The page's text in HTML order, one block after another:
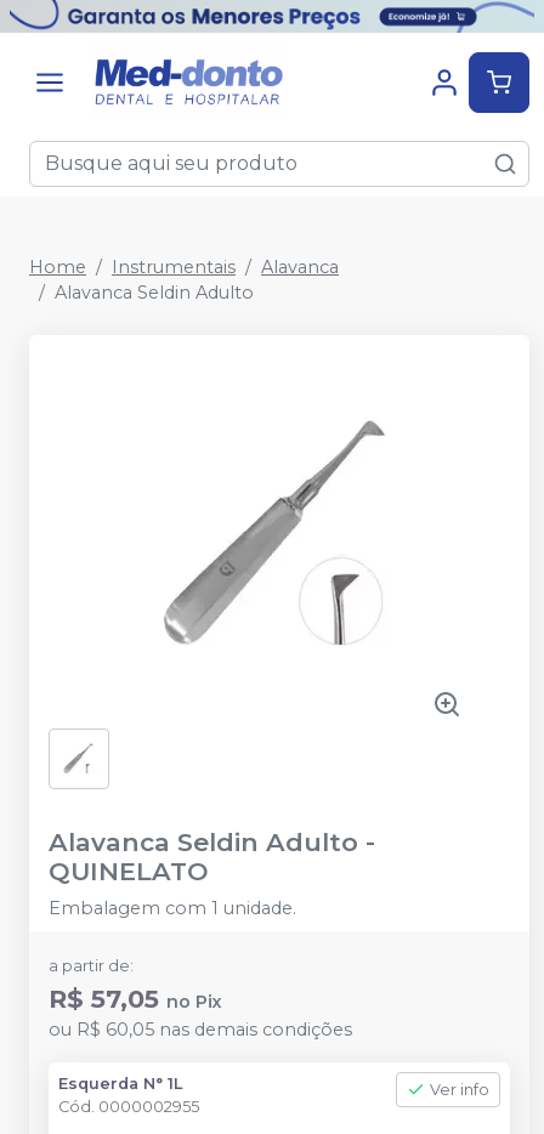
Home Instrumentais
Alavanca
Alavanca Seldin Adulto
Alavanca Seldin Adulto -
QUINELATO
Embalagem com 1 unidade.
a partir de:
R$ 57,05 no Pix
ou R$ 60,05 nas demais condições
Esquerda N° 1L
Cód. 0000002955
Ver info